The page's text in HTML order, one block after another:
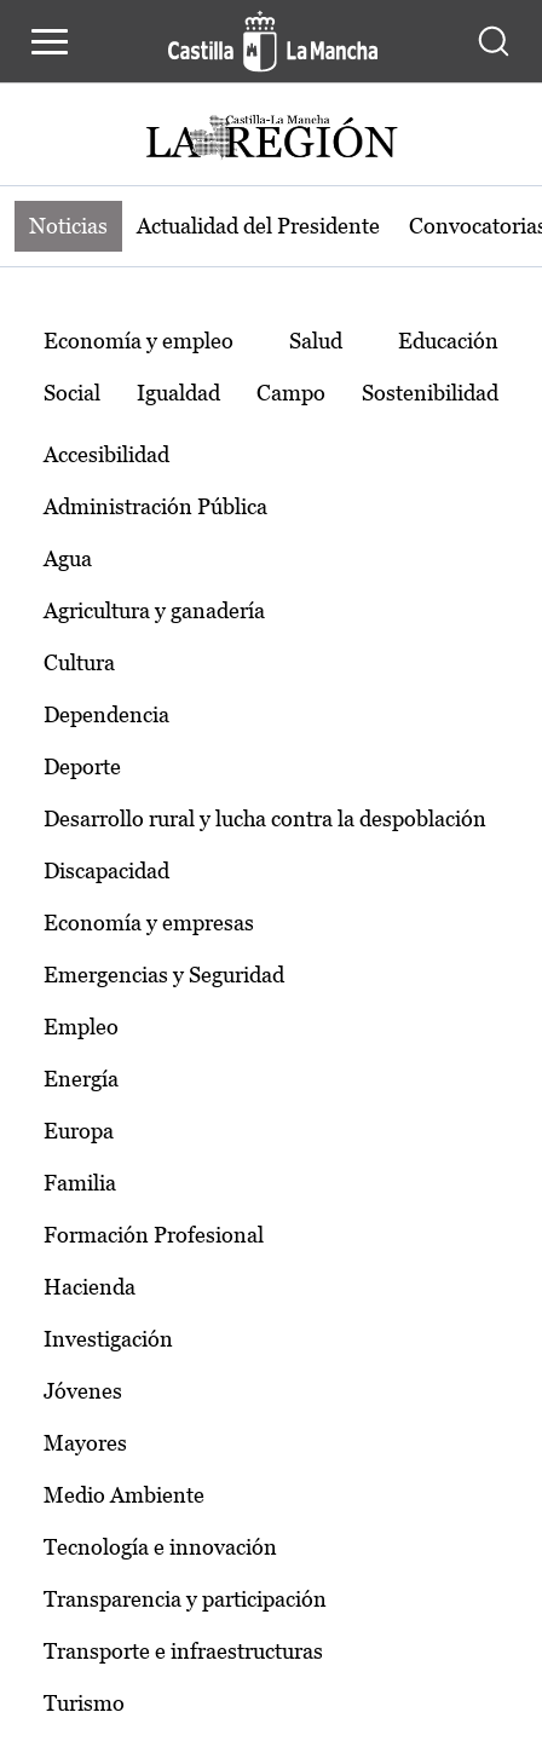
Noticias de la región de Castilla-La
Noticias Actualidad del Presidente
Temas
Economía y empleo Salud Educación
Social Igualdad Campo Sostenibilidad
Accesibilidad
Administración Pública
Agua
Agricultura y ganadería
Cultura
Dependencia
Deporte
Desarrollo rural y lucha contra la despoblación
Discapacidad
Economía y empresas
Emergencias y Seguridad
Empleo
Energía
Europa
Familia
Formación Profesional
Hacienda
Investigación
Jóvenes
Mayores
Medio Ambiente
Tecnología e innovación
Transparencia y participación
Transporte e infraestructuras
Turismo